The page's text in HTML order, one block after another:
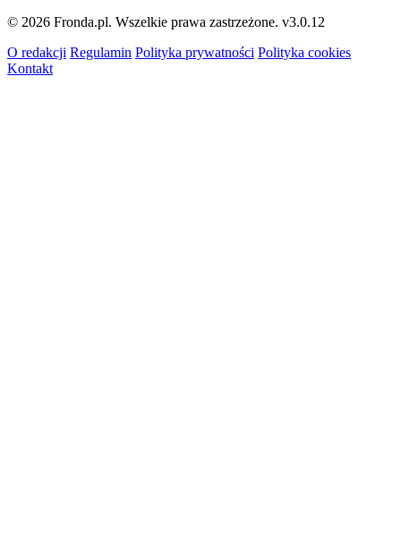
© 2026 Fronda.pl. Wszelkie prawa zastrzeżone. v3.0.12
O redakcji Regulamin Polityka prywatności Polityka cookies
Kontakt